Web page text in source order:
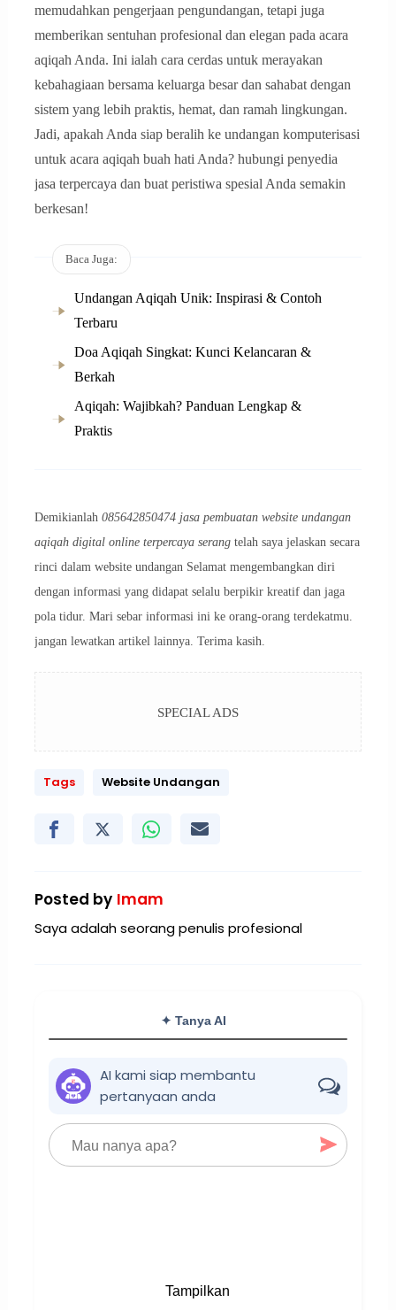
memudahkan pengerjaan pengundangan, tetapi juga
memberikan sentuhan profesional dan elegan pada acara
aqiqah Anda. Ini ialah cara cerdas untuk merayakan
kebahagiaan bersama keluarga besar dan sahabat dengan
sistem yang lebih praktis, hemat, dan ramah lingkungan.
Jadi, apakah Anda siap beralih ke undangan komputerisasi
untuk acara aqiqah buah hati Anda? hubungi penyedia
jasa terpercaya dan buat peristiwa spesial Anda semakin
berkesan!
Baca Juga:
Undangan Aqiqah Unik: Inspirasi & Contoh
Terbaru
Doa Aqiqah Singkat: Kunci Kelancaran &
Berkah
Aqiqah: Wajibkah? Panduan Lengkap &
Praktis
Demikianlah 085642850474 jasa pembuatan website undangan
aqiqah digital online terpercaya serangtelah saya jelaskan secara
rinci dalam website undangan Selamat mengembangkan diri
dengan informasi yang didapat selalu berpikir kreatif dan jaga
pola tidur. Mari sebar informasi ini ke orang-orang terdekatmu.
jangan lewatkan artikel lainnya. Terima kasih.
SPECIAL ADS
Tags Website Undangan
Posted by Imam
Saya adalah seorang penulis profesional
✦ Tanya AI
AI kami siap membantu
pertanyaan anda
Tampilkan